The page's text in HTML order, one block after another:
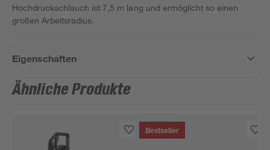
Hochdruckschlauch ist 7,5 m lang und ermöglicht so einen
großen Arbeitsradius.
Eigenschaften
Ähnliche Produkte
Bestseller